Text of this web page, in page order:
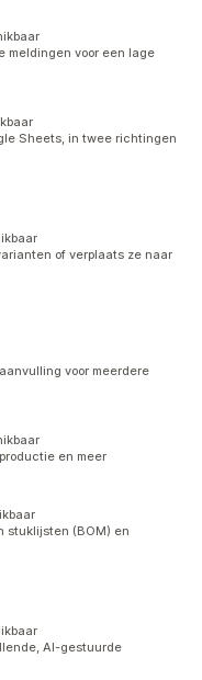
meldingen voor een lage
Sheets, in twee richtingen
of verplaats ze naar
voor meerdere
en meer
stuklijsten (BOM) en
AI-gestuurde